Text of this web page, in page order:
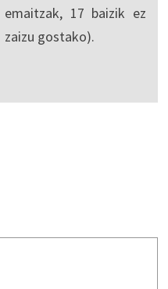
emaitzak, 17 baizik ez
zaizu gostako).